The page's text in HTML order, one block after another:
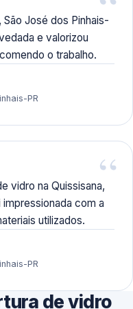
José dos Pinhais-
e valorizou
o trabalho.
PR
vidro na Quissisana,
com a
utilizados.
PR
de vidro